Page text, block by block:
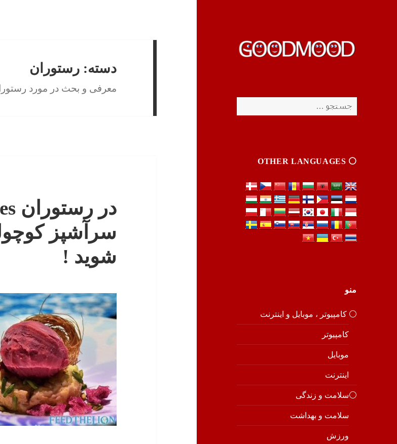
برای:
⚪️ OTHER LANGUAGES
منو
⚪️ کامپیوتر ، موبایل و اینترنت
کامپیوتر
موبایل
اینترنت
⚪️سلامت و زندگی
سلامت و بهداشت
ورزش
دسته:رستوران
معرفی و بحث در مورد
سرآشپز
شوید !